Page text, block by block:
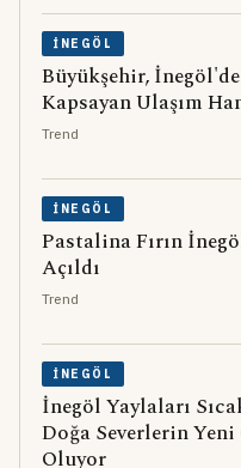
İNEGÖL
Büyükşehir,
Kapsayan Ulaşım
Trend
İNEGÖL
Pastalina Fırın
Açıldı
Trend
İNEGÖL
İnegöl Yaylaları
Doğa Severlerin Yeni
Oluyor